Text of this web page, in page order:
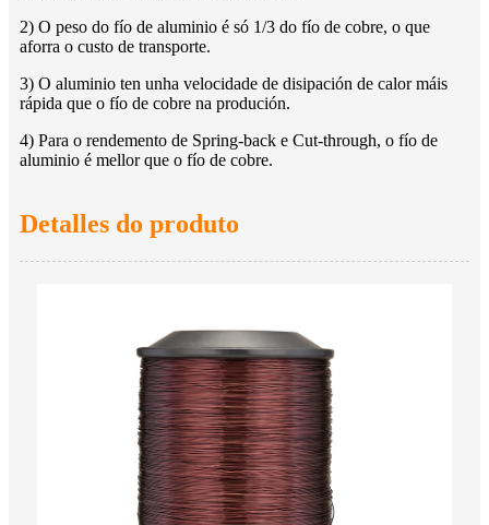
2) O peso do fío de aluminio é só 1/3 do fío de cobre, o que
aforra o custo de transporte.
3) O aluminio ten unha velocidade de disipación de calor máis
rápida que o fío de cobre na produción.
4) Para o rendemento de Spring-back e Cut-through, o fío de
aluminio é mellor que o fío de cobre.
Detalles do produto